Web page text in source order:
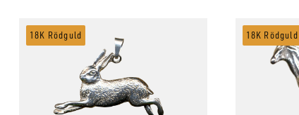
18K Rödguld 18K Rödguld